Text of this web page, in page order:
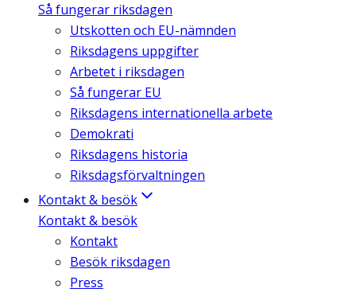
Så fungerar riksdagen
Utskotten och EU-nämnden
Riksdagens uppgifter
Arbetet i riksdagen
Så fungerar EU
Riksdagens internationella arbete
Demokrati
Riksdagens historia
Riksdagsförvaltningen
Kontakt & besök
Kontakt & besök
Kontakt
Besök riksdagen
Press